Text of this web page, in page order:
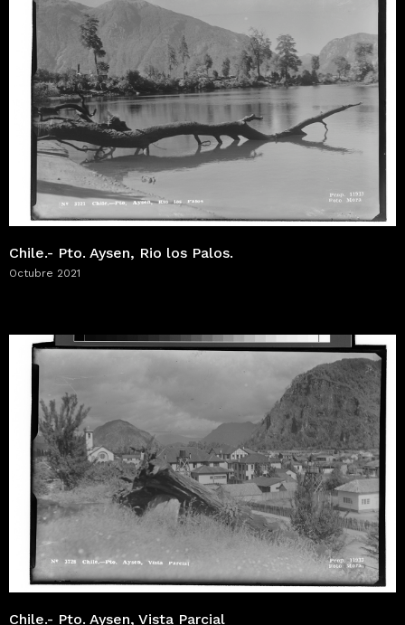
Chile.- Pto. Aysen, Rio los Palos.
Octubre 2021
Chile.- Pto. Aysen, Vista Parcial